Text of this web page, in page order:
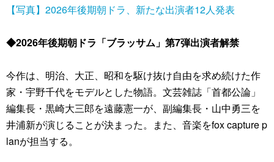
【写真】2026年後期朝ドラ、新たな出演者12人発表
◆2026年後期朝ドラ「ブラッサム」第7弾出演者解禁
今作は、明治、大正、昭和を駆け抜け自由を求め続けた作
家・宇野千代をモデルとした物語。文芸雑誌「首都公論」
編集長・黒崎大三郎を遠藤憲一が、副編集長・山中勇三を
井浦新が演じることが決まった。また、音楽をfox capture p
lanが担当する。